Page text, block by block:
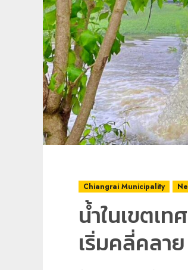
Chiangrai Municipality
น้ำในเขตเ
เริ่มคลี่คลาย